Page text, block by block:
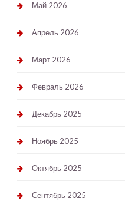
Май 2026
Апрель 2026
Март 2026
Февраль 2026
Декабрь 2025
Ноябрь 2025
Октябрь 2025
Сентябрь 2025